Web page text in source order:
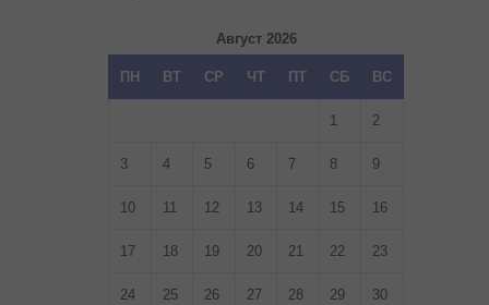
Август 2026
ПН ВТ СР ЧТ ПТ СБ ВС
1 2
3 4 5 6 7 8 9
10 11 12 13 14 15 16
17 18 19 20 21 22 23
24 25 26 27 28 29 30